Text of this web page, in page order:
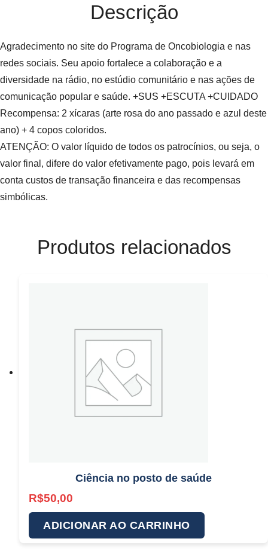
Descrição
Agradecimento no site do Programa de Oncobiologia e nas
redes sociais. Seu apoio fortalece a colaboração e a
diversidade na rádio, no estúdio comunitário e nas ações de
comunicação popular e saúde. +SUS +ESCUTA +CUIDADO
Recompensa: 2 xícaras (arte rosa do ano passado e azul deste
ano) + 4 copos coloridos.
ATENÇÃO: O valor líquido de todos os patrocínios, ou seja, o
valor final, difere do valor efetivamente pago, pois levará em
conta custos de transação financeira e das recompensas
simbólicas.
Produtos relacionados
Ciência no posto de saúde
R$50,00
ADICIONAR AO CARRINHO